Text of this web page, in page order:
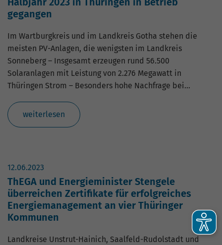
gegangen
Im Wartburgkreis und im Landkreis Gotha stehen die
meisten PV-Anlagen, die wenigsten im Landkreis
Sonneberg – Insgesamt erzeugen rund 56.500
Solaranlagen mit Leistung von 2.276 Megawatt in
Thüringen Strom – Besonders hohe Nachfrage bei…
weiterlesen
12.06.2023
ThEGA und Energieminister Stengele
überreichen Zertifikate für erfolgreiches
Energiemanagement an vier Thüringer
Kommunen
Landkreise Unstrut-Hainich, Saalfeld-Rudolstadt und